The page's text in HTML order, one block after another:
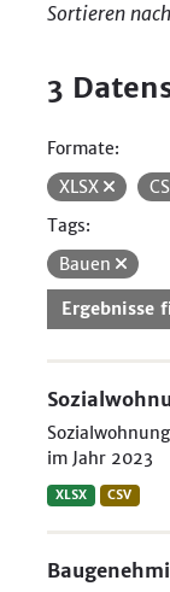
Sortieren nach
3
Formate:
XLSX
Tags:
Bauen
Ergebnisse
im Jahr 2023
XLSX CSV